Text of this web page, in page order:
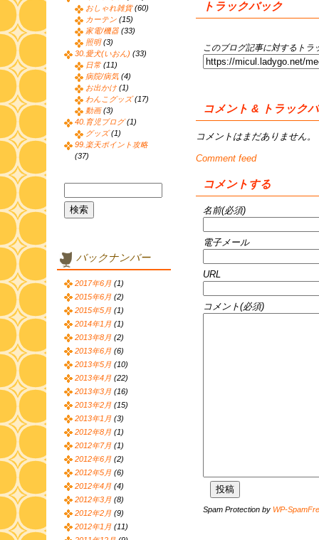
トラックバック
このブログ記事に対するトラ
コメント & トラック
コメントはまだありません。
Comment feed
コメントする
名前(必須)
電子メール
URL
コメント(必須)
Spam Protection by WP-
おしゃれ雑貨(60)
カーテン (15)
家電/機器 (33)
照明(3)
30.愛犬(いおん) (33)
日常 (11)
病院/病気 (4)
お出かけ (1)
わんこグッズ(17)
動画(3)
40.育児ブログ(1)
グッズ(1)
99.楽天ポイント攻略
(37)
バックナンバー
2017年6月 (1)
2015年6月 (2)
2015年5月 (1)
2014年1月 (1)
2013年8月 (2)
2013年6月 (6)
2013年5月 (10)
2013年4月 (22)
2013年3月 (16)
2013年2月 (15)
2013年1月 (3)
2012年8月 (1)
2012年7月 (1)
2012年6月 (2)
2012年5月 (6)
2012年4月 (4)
2012年3月 (8)
2012年2月 (9)
2012年1月 (11)